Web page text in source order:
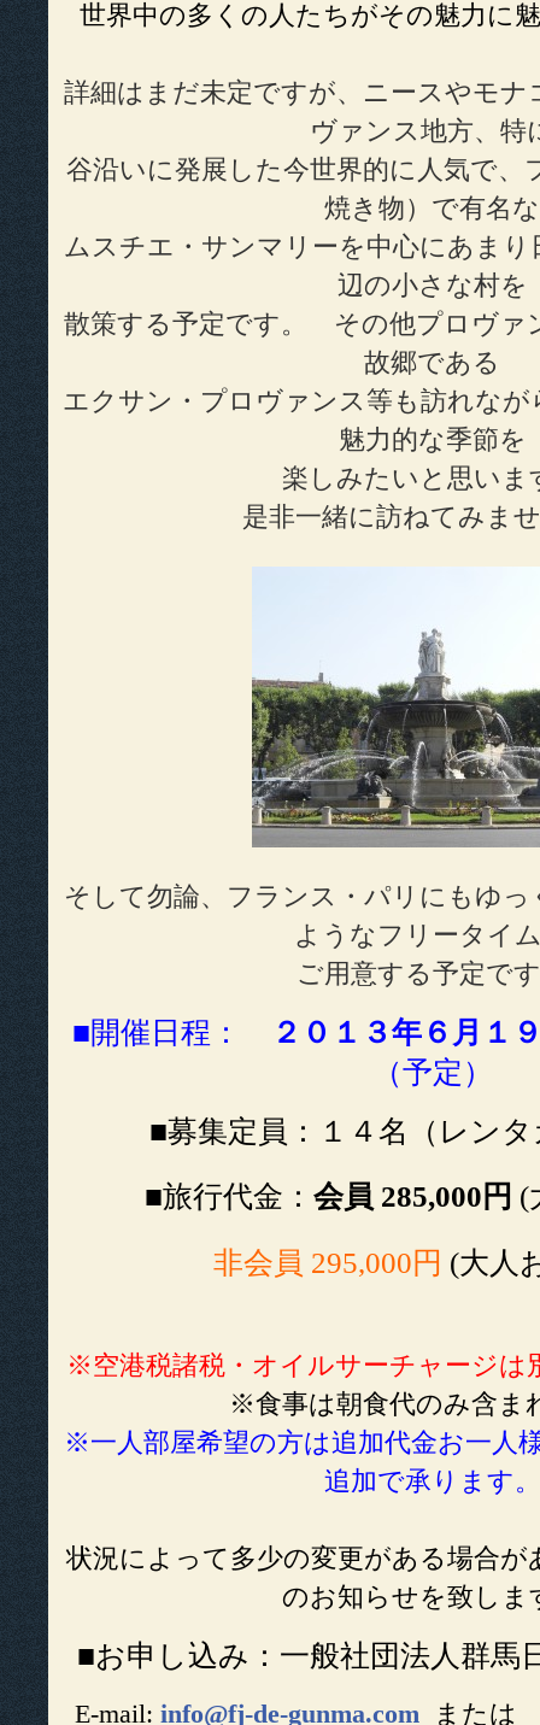
世界中の多くの人たちがその魅力に
詳細はまだ未定ですが、ニースやモ
ヴァンス地方、特
谷沿いに発展した今世界的に人気で、
焼き物）で有名な
ムスチエ・サンマリーを中心にあまり
辺の小さな村を
散策する予定です。 その他プロヴァ
故郷である
エクサン・プロヴァンス等も訪れなが
魅力的な季節を
楽しみたいと思いま
是非一緒に訪ねてみま
そして勿論、フランス・パリにもゆっ
ようなフリータイ
ご用意する予定で
■開催日程：
２０１３年６月１
（予定）
■募集定員：１４名（レン
■旅行代金： 会員 285,000円 (
非会員 295,000円 (大人
※空港税諸税・オイルサーチャージは
※食事は朝食代のみ含ま
※一人部屋希望の方は追加代金お一人
追加で承ります。
状況によって多少の変更がある場合が
のお知らせを致しま
■お申し込み：一般社団法人群馬
E-mail: info@fj-de-gunma.com または